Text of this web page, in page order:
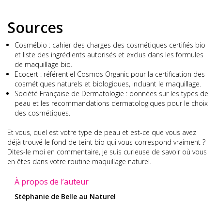
Sources
Cosmébio : cahier des charges des cosmétiques certifiés bio
et liste des ingrédients autorisés et exclus dans les formules
de maquillage bio.
Ecocert : référentiel Cosmos Organic pour la certification des
cosmétiques naturels et biologiques, incluant le maquillage.
Société Française de Dermatologie : données sur les types de
peau et les recommandations dermatologiques pour le choix
des cosmétiques.
Et vous, quel est votre type de peau et est-ce que vous avez
déjà trouvé le fond de teint bio qui vous correspond vraiment ?
Dites-le moi en commentaire, je suis curieuse de savoir où vous
en êtes dans votre routine maquillage naturel.
À propos de l’auteur
Stéphanie de Belle au Naturel